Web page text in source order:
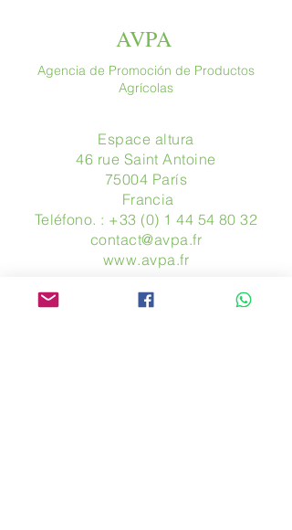
AVPA
Agencia de Promoción de Productos
Agrícolas
Espace altura
46 rue Saint Antoine
75004 París
​ Francia
Teléfono. : +33 (0) 1 44 54 80 32
contact@avpa.fr
www.avpa.fr